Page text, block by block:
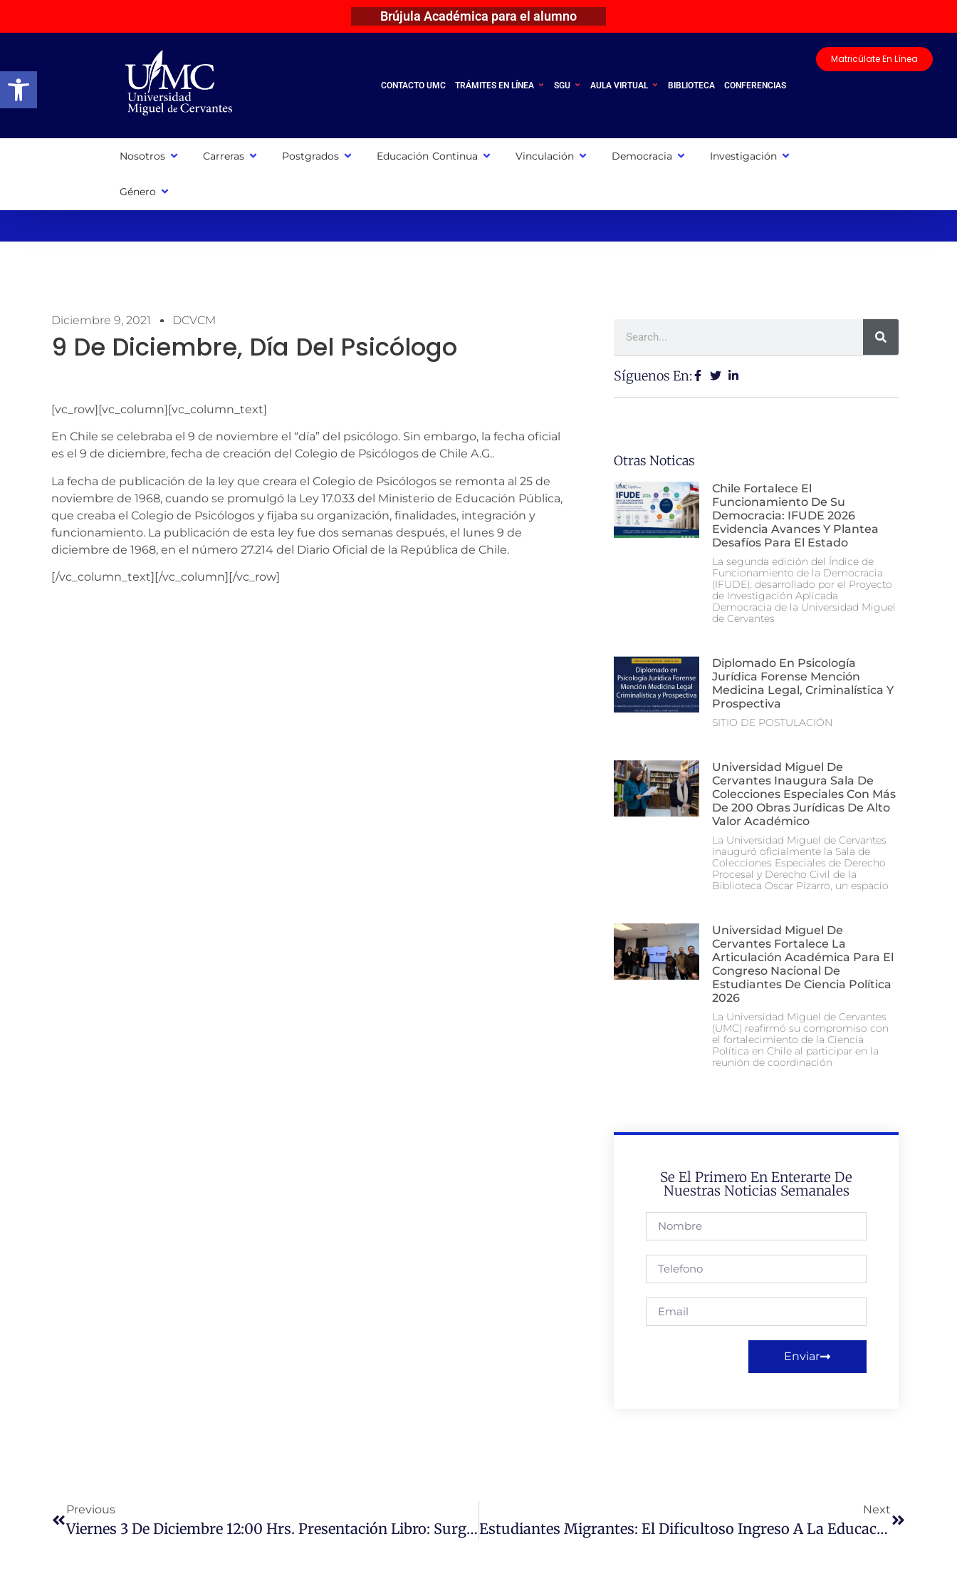
Abrir barra de herramientas
Brújula Académica para el alumno
CONTACTO UMC TRÁMITES EN LÍNEA SGU AULA VIRTUAL BIBLIOTECA CONFERENCIAS
Matricúlate En Línea
Nosotros Carreras Postgrados Educación Continua Vinculación Democracia Investigación
Género
Diciembre 9, 2021 DCVCM
9 De Diciembre, Día Del Psicólogo
[vc_row][vc_column][vc_column_text]
En Chile se celebraba el 9 de noviembre el “día” del psicólogo. Sin embargo, la fecha oficial
es el 9 de diciembre, fecha de creación del Colegio de Psicólogos de Chile A.G..
La fecha de publicación de la ley que creara el Colegio de Psicólogos se remonta al 25 de
noviembre de 1968, cuando se promulgó la Ley 17.033 del Ministerio de Educación Pública,
que creaba el Colegio de Psicólogos y fijaba su organización, finalidades, integración y
funcionamiento. La publicación de esta ley fue dos semanas después, el lunes 9 de
diciembre de 1968, en el número 27.214 del Diario Oficial de la República de Chile.
[/vc_column_text][/vc_column][/vc_row]
Síguenos En:
Otras Noticas
Chile Fortalece El
Funcionamiento De Su
Democracia: IFUDE 2026
Evidencia Avances Y Plantea
Desafíos Para El Estado
La segunda edición del Índice de
Funcionamiento de la Democracia
(IFUDE), desarrollado por el Proyecto
de Investigación Aplicada
Democracia de la Universidad Miguel
de Cervantes
Diplomado En Psicología
Jurídica Forense Mención
Medicina Legal, Criminalística Y
Prospectiva
SITIO DE POSTULACIÓN
Universidad Miguel De
Cervantes Inaugura Sala De
Colecciones Especiales Con Más
De 200 Obras Jurídicas De Alto
Valor Académico
La Universidad Miguel de Cervantes
inauguró oficialmente la Sala de
Colecciones Especiales de Derecho
Procesal y Derecho Civil de la
Biblioteca Oscar Pizarro, un espacio
Universidad Miguel De
Cervantes Fortalece La
Articulación Académica Para El
Congreso Nacional De
Estudiantes De Ciencia Política
2026
La Universidad Miguel de Cervantes
(UMC) reafirmó su compromiso con
el fortalecimiento de la Ciencia
Política en Chile al participar en la
reunión de coordinación
Se El Primero En Enterarte De
Nuestras Noticias Semanales
Enviar
Previous
Viernes 3 De Diciembre 12:00 Hrs. Presentación Libro: Surgimiento De Un Mundo Nuevo. ILRI – UMC
Next
Estudiantes Migrantes: El Dificultoso Ingreso A La Educación Superior Chilena